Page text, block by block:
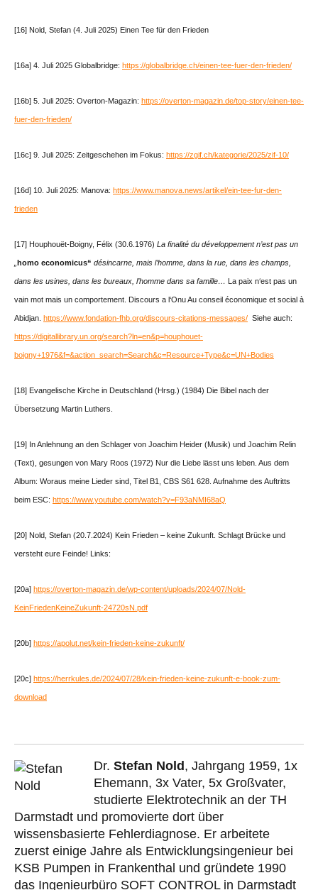
[16] Nold, Stefan (4. Juli 2025) Einen Tee für den Frieden
[16a] 4. Juli 2025 Globalbridge: https://globalbridge.ch/einen-tee-fuer-den-frieden/
[16b] 5. Juli 2025: Overton-Magazin: https://overton-magazin.de/top-story/einen-tee-
fuer-den-frieden/
[16c] 9. Juli 2025: Zeitgeschehen im Fokus: https://zgif.ch/kategorie/2025/zif-10/
[16d] 10. Juli 2025: Manova: https://www.manova.news/artikel/ein-tee-fur-den-
frieden
[17] Houphouët-Boigny, Félix (30.6.1976) La finalité du développement n’est pas un
„ homo economicus“ désincarne, mais l’homme, dans la rue, dans les champs,
dans les usines, dans les bureaux, l’homme dans sa famille… La paix n‘est pas un
vain mot mais un comportement. Discours a l‘Onu Au conseil économique et social à
Abidjan. https://www.fondation-fhb.org/discours-citations-messages/ Siehe auch:
https://digitallibrary.un.org/search?ln=en&p=houphouet-
boigny+1976&f=&action_search=Search&c=Resource+Type&c=UN+Bodies
[18] Evangelische Kirche in Deutschland (Hrsg.) (1984) Die Bibel nach der
Übersetzung Martin Luthers.
[19] In Anlehnung an den Schlager von Joachim Heider (Musik) und Joachim Relin
(Text), gesungen von Mary Roos (1972) Nur die Liebe lässt uns leben. Aus dem
Album: Woraus meine Lieder sind, Titel B1, CBS S61 628. Aufnahme des Auftritts
beim ESC: https://www.youtube.com/watch?v=F93aNMI68aQ
[20] Nold, Stefan (20.7.2024) Kein Frieden – keine Zukunft. Schlagt Brücke und
versteht eure Feinde! Links:
[20a] https://overton-magazin.de/wp-content/uploads/2024/07/Nold-
KeinFriedenKeineZukunft-24720sN.pdf
[20b] https://apolut.net/kein-frieden-keine-zukunft/
[20c] https://herrkules.de/2024/07/28/kein-frieden-keine-zukunft-e-book-zum-
download
Dr. Stefan Nold , Jahrgang 1959, 1x
Ehemann, 3x Vater, 5x Großvater,
studierte Elektrotechnik an der TH
Darmstadt und promovierte dort über
wissensbasierte Fehlerdiagnose. Er arbeitete
zuerst einige Jahre als Entwicklungsingenieur bei
KSB Pumpen in Frankenthal und gründete 1990
das Ingenieurbüro SOFT CONTROL in Darmstadt